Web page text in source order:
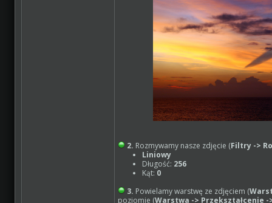
2. Rozmywamy nasze zdjęcie (Filtry ->
Liniowy
Długość: 256
Kąt: 0
3. Powielamy warstwę ze zdjęciem (
poziomie (Warstwa -> Przekształcenie